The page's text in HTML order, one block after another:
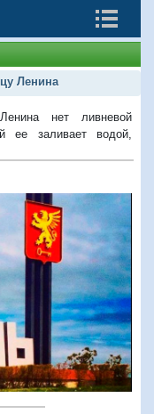
Ленина
нет ливневой
ее заливает водой,